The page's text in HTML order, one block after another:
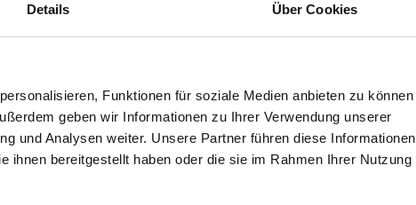
Details Über Cookies
Funktionen für soziale Medien anbieten zu können
geben wir Informationen zu Ihrer Verwendung unserer
und Analysen weiter. Unsere Partner führen diese Informationen
ihnen bereitgestellt haben oder die sie im Rahmen Ihrer Nutzung